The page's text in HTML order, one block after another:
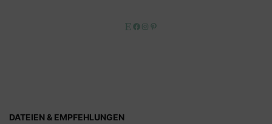
EtsyFacebook
Instagram
DATEIEN & EMPFEHLUNGEN